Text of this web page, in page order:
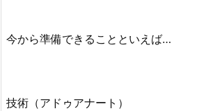
今から準備できることといえば…
技術（アドゥアナート）